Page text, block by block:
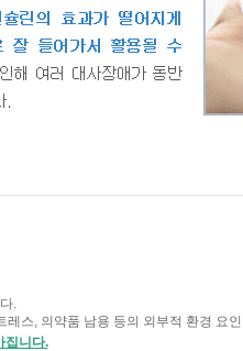
.
스, 의약품 남용 등의 외부적 환경 요
집니다.